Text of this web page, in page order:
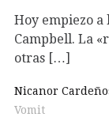
Hoy empiezo a
Campbell. La
otras […]
Nicanor
Vomit